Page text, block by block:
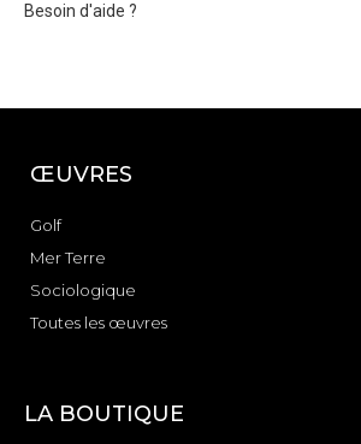
Besoin d'aide ?
ŒUVRES
Golf
Mer Terre
Sociologique
Toutes les œuvres
LA BOUTIQUE